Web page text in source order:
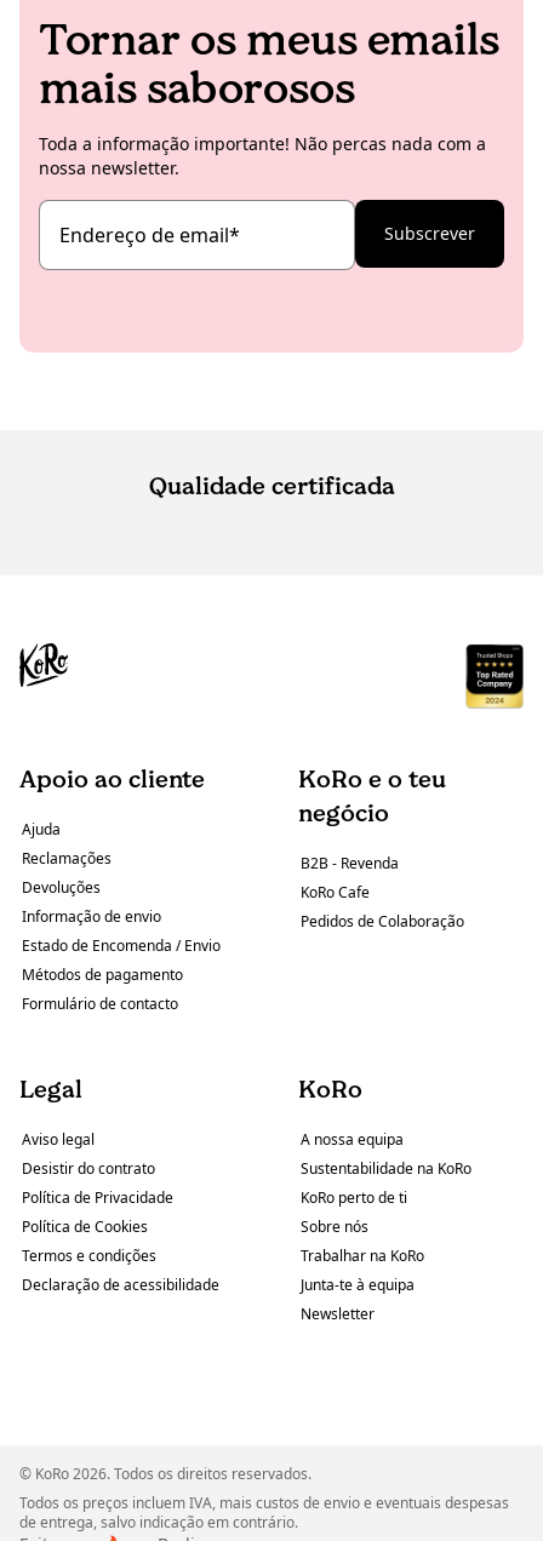
Tornar os meus emails
mais saborosos
Toda a informação importante! Não percas nada com a
nossa newsletter.
Endereço de email* Subscrever
Qualidade certificada
Apoio ao cliente
Ajuda
Reclamações
Devoluções
Informação de envio
Estado de Encomenda / Envio
Métodos de pagamento
Formulário de contacto
KoRo e o teu
negócio
B2B - Revenda
KoRo Cafe
Pedidos de Colaboração
Legal
Aviso legal
Desistir do contrato
Política de Privacidade
Política de Cookies
Termos e condições
Declaração de acessibilidade
KoRo
A nossa equipa
Sustentabilidade na KoRo
KoRo perto de ti
Sobre nós
Trabalhar na KoRo
Junta-te à equipa
Newsletter
© KoRo 2026. Todos os direitos reservados.
Todos os preços incluem IVA, mais custos de envio e eventuais despesas
de entrega, salvo indicação em contrário.